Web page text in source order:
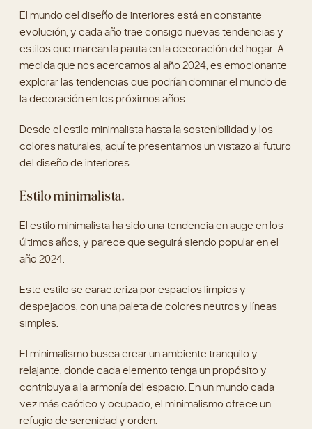
El mundo del diseño de interiores está en constante
evolución, y cada año trae consigo nuevas tendencias y
estilos que marcan la pauta en la decoración del hogar. A
medida que nos acercamos al año 2024, es emocionante
explorar las tendencias que podrían dominar el mundo de
la decoración en los próximos años.
Desde el estilo minimalista hasta la sostenibilidad y los
colores naturales, aquí te presentamos un vistazo al futuro
del diseño de interiores.
Estilo minimalista.
El estilo minimalista ha sido una tendencia en auge en los
últimos años, y parece que seguirá siendo popular en el
año 2024.
Este estilo se caracteriza por espacios limpios y
despejados, con una paleta de colores neutros y líneas
simples.
El minimalismo busca crear un ambiente tranquilo y
relajante, donde cada elemento tenga un propósito y
contribuya a la armonía del espacio. En un mundo cada
vez más caótico y ocupado, el minimalismo ofrece un
refugio de serenidad y orden.